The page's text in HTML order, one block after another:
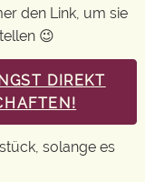
den Link, um sie
😉
DIREKT
solange es